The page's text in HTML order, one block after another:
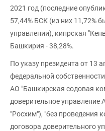
2021 год (последние
57,44% БСК (из них 11,72%
управлении), кипрская
Башкирия - 38,28%.
По указу президента от 13
федеральной
АО "Башкирская содовая
доверительное
"Росхим"), "без проведения
договора доверительного